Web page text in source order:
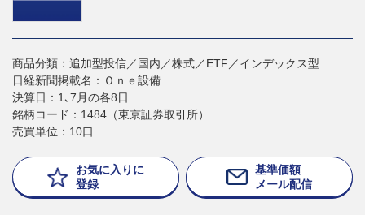
商品分類：追加型投信／国内／株式／ETF／インデックス型
日経新聞掲載名：Ｏｎｅ設備
決算日：1､7月の各8日
銘柄コード：1484（東京証券取引所）
売買単位：10口
お気に入りに
登録
基準価額
メール配信